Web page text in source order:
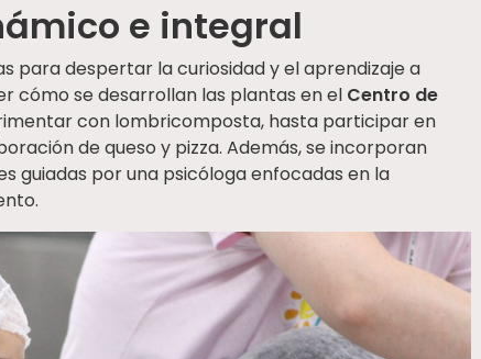
e integral
para despertar la curiosidad y el aprendizaje a
cómo se desarrollan las plantas en el Centro de
con lombricomposta, hasta participar en
de queso y pizza. Además, se incorporan
guiadas por una psicóloga enfocadas en la